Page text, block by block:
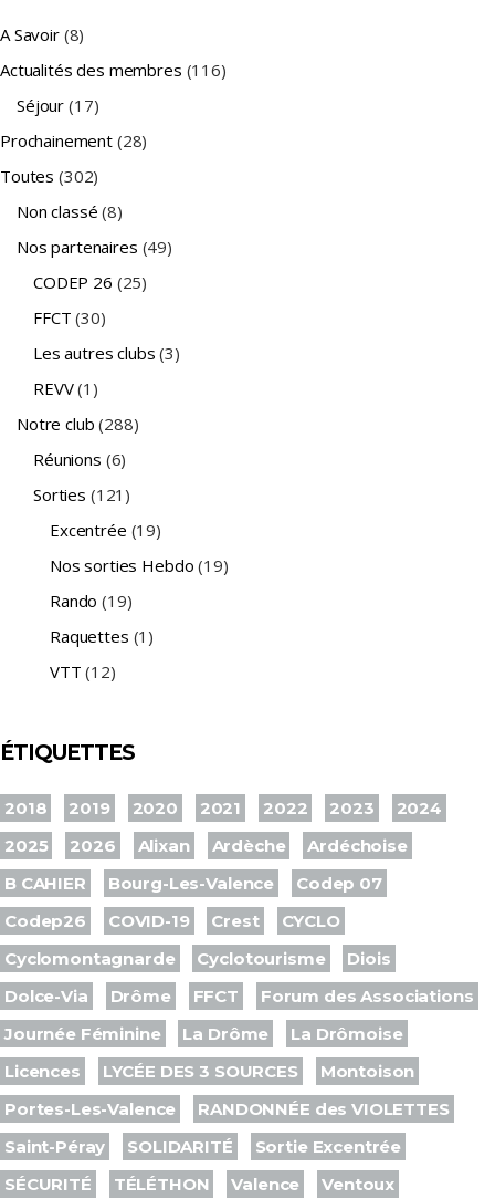
A Savoir(8)
Actualités des membres (116)
Séjour (17)
Prochainement (28)
Toutes (302)
Non classé (8)
Nos partenaires (49)
CODEP 26 (25)
FFCT (30)
Les autres clubs (3)
REVV(1)
Notre club (288)
Réunions (6)
Sorties (121)
Excentrée (19)
Nos sorties Hebdo (19)
Rando (19)
Raquettes (1)
VTT (12)
ÉTIQUETTES
2018 2019 2020 2021 2022 2023
2024
2025
2026 Alixan Ardèche
Ardéchoise
B CAHIER
Bourg-Les-Valence
Codep 07
Codep26
COVID-19 Crest
CYCLO
Cyclomontagnarde
Cyclotourisme
Diois
Dolce-Via
Drôme FFCT
Forum des Associations
Journée Féminine
La Drôme
La Drômoise
Licences
LYCÉE DES 3 SOURCES
Montoison
Portes-Les-Valence
RANDONNÉE des VIOLETTES
Saint-Péray
SOLIDARITÉ
Sortie Excentrée
SÉCURITÉ
TÉLÉTHON Valence
Ventoux